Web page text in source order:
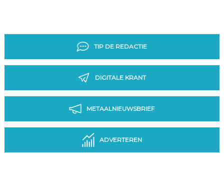
TIP DE REDACTIE
DIGITALE KRANT
METAALNIEUWSBRIEF
ADVERTEREN